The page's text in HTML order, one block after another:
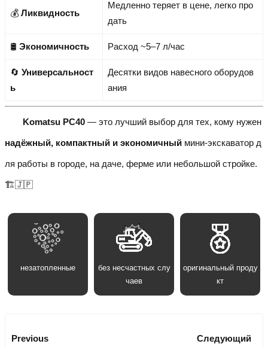
💰 Ликвидность
Медленно теряет в цене, легко про
дать
🛢️ Экономичность Расход ~5–7 л/час
🔄 Универсальност
ь
Десятки видов навесного оборудов
ания
Komatsu PC40 — это лучший выбор для тех, кому нужен
надёжный, компактный и экономичный мини-экскаватор д
ля работы в городе, на даче, ферме или небольшой стройке.
🏗️🇯🇵
незатопленные
без несчастных слу
чаев
оригинальный проду
кт
Previous
Следующий